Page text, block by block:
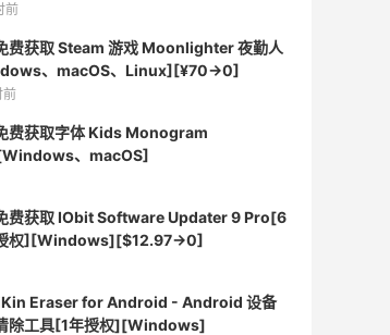
前
费获取 Steam 游戏 Moonlighter 夜勤人
、macOS、Linux][¥70→0]
前
费获取字体 Kids Monogram
、macOS]
费获取 IObit Software Updater 9 Pro[6
权][Windows][$12.97→0]
Eraser for Android - Android 设备
除工具[1年授权][Windows]